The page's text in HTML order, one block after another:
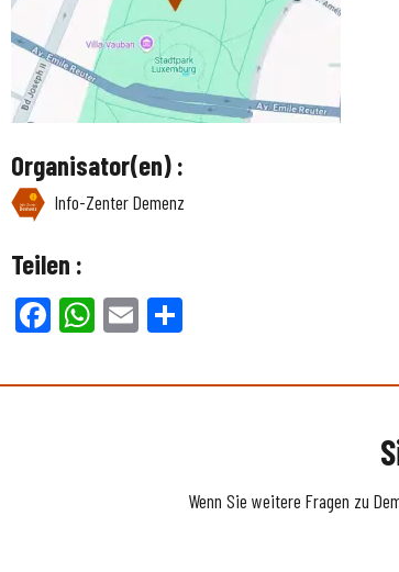
Organisator(en) :
Info-Zenter Demenz
Teilen :
Facebook
WhatsApp
Email
Wenn Sie weitere Fragen zu